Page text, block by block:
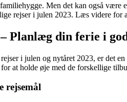
Men det kan også
rejser i julen 2023. Læs videre
Planlæg din ferie i
i julen og nytåret 2023, er det
at holde øje med de forskellige
rejsemål